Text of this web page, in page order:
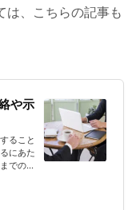
は、こちらの記事も
や示
ること
にあた
での流
このペ